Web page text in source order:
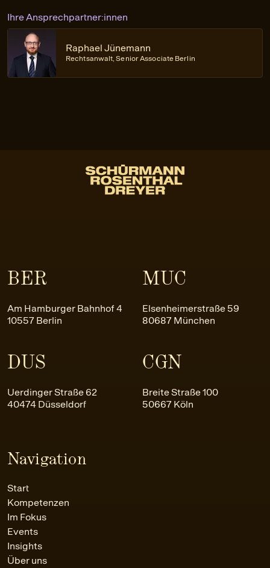
Ihre Ansprechpartner:innen
Raphael Jünemann
Rechtsanwalt, Senior Associate Berlin
BER
Am Hamburger Bahnhof 4
10557 Berlin
MUC
Elsenheimerstraße 59
80687 München
DUS
Uerdinger Straße 62
40474 Düsseldorf
CGN
Breite Straße 100
50667 Köln
Navigation
Start
Kompetenzen
Im Fokus
Events
Insights
Über uns